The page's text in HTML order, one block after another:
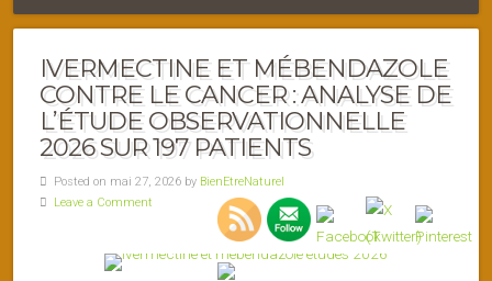
IVERMECTINE ET MÉBENDAZOLE
CONTRE LE CANCER : ANALYSE DE
L’ÉTUDE OBSERVATIONNELLE
2026 SUR 197 PATIENTS
Posted on mai 27, 2026 by BienEtreNaturel
Leave a Comment